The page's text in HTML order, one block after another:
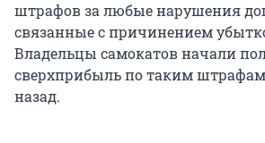
штрафов за любые нарушения
связанные с причинением
Владельцы самокатов начали
сверхприбыль по таким
назад.